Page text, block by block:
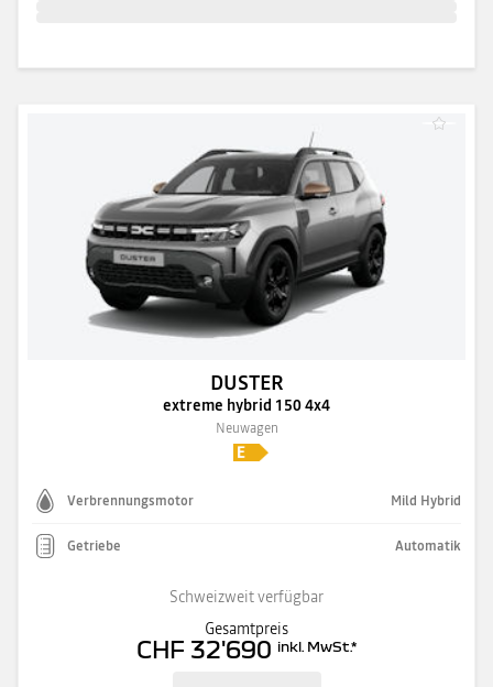
DUSTER
extreme hybrid 150 4x4
Neuwagen
Verbrennungsmotor Mild Hybrid
Getriebe Automatik
Schweizweit verfügbar
Gesamtpreis
CHF 32'690 inkl. MwSt.*